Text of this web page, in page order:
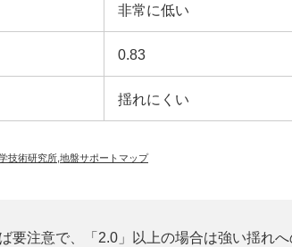
非常に低い
0.83
揺れにくい
技術研究所 地盤サポートマップ
要注意で、「2.0」以上の場合は強い揺れ